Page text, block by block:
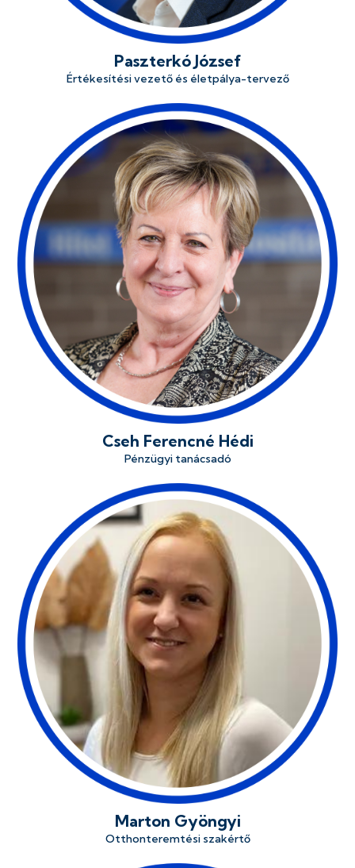
Paszterkó József
Értékesítési vezető és életpálya-tervező
Cseh Ferencné Hédi
Pénzügyi tanácsadó
Marton Gyöngyi
Otthonteremtési szakértő